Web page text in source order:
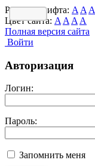
Размер шрифта: A A A
Цвет сайта: A A A A
Полная версия сайта
Войти
Авторизация
Логин:
Пароль:
Запомнить меня